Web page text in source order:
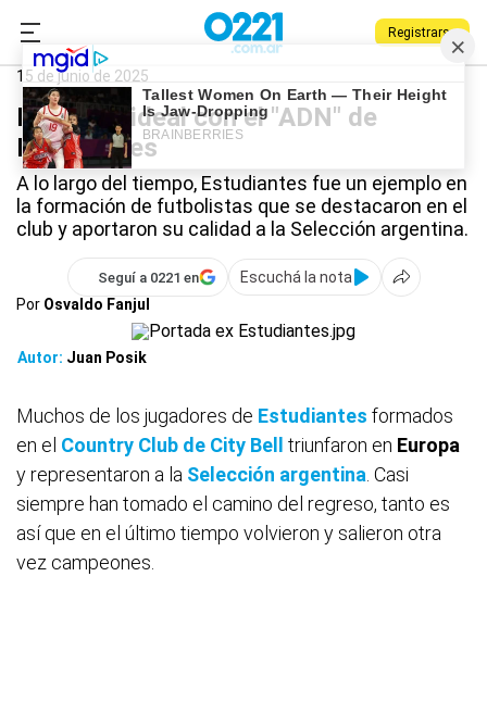
Registrarse
0221.com.ar Deportes
15 de junio de 2025
El equipo ideal con el "ADN" de
Estudiantes
A lo largo del tiempo, Estudiantes fue un ejemplo en
la formación de futbolistas que se destacaron en el
club y aportaron su calidad a la Selección argentina.
Seguí a 0221 en
Escuchá la nota
Por Osvaldo Fanjul
Autor: Juan Posik
Muchos de los jugadores de Estudiantes formados
en el Country Club de City Bell triunfaron en Europa
y representaron a la Selección argentina . Casi
siempre han tomado el camino del regreso, tanto es
así que en el último tiempo volvieron y salieron otra
vez campeones.